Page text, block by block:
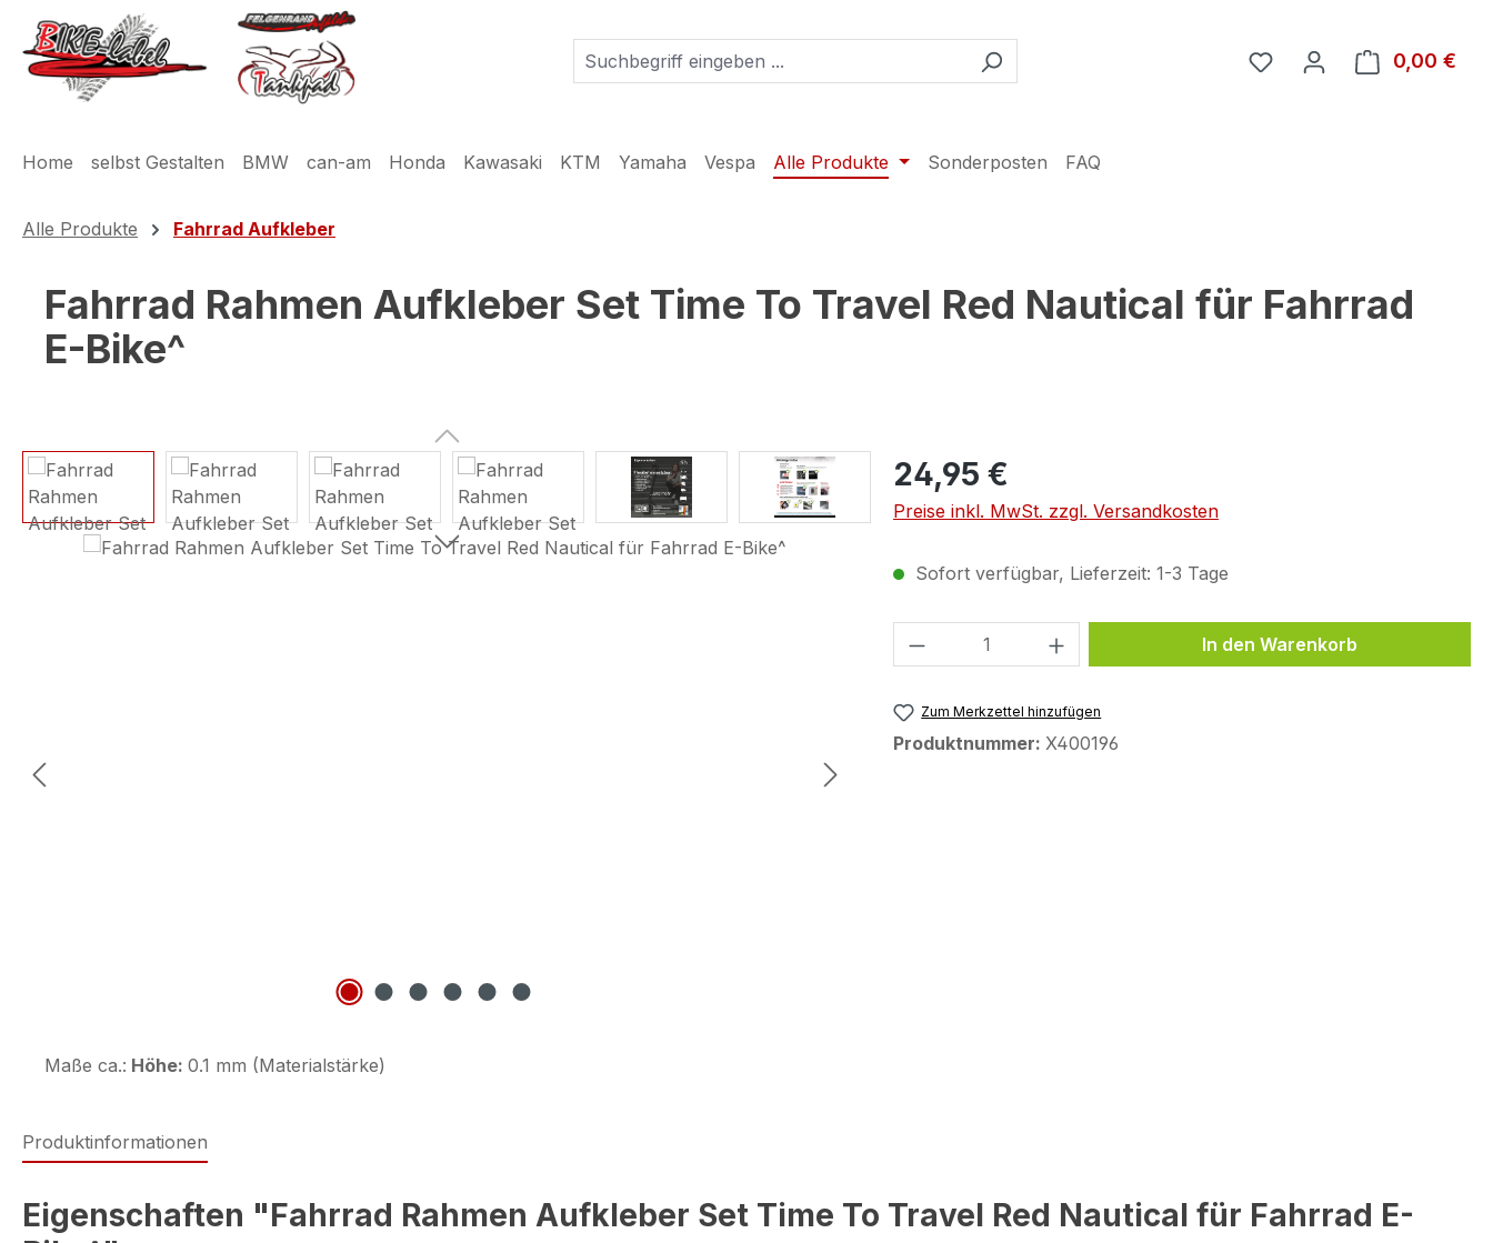
Hauptinhalt springen
Zur Suche springen
Zur Hauptnavigation springen
Du hast 0 Produkte auf
0,00 €
Home selbst Gestalten BMW can-am Honda Kawasaki KTM Yamaha Vespa Alle Produkte Sonderposten FAQ
Alle Produkte Fahrrad Aufkleber
Fahrrad Rahmen Aufkleber Set Time To Travel Red Nautical für Fahrrad
E-Bike^
Bildergalerie überspringen 24,95 €
Preise inkl. MwSt. zzgl. Versandkosten
Sofort verfügbar, Lieferzeit: 1-3 Tage
Produkt Anzahl: Gib den gewünschten Wert
In den Warenkorb
Zum Merkzettel hinzufügen
Produktnummer: X400196
Maße ca.: Höhe: 0.1 mm (Materialstärke)
Produktinformationen
Eigenschaften "Fahrrad Rahmen Aufkleber Set Time To Travel Red Nautical für Fahrrad E-